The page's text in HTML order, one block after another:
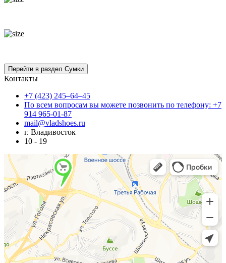
Контакты
+7 (423) 245–64–45
По всем вопросам вы можете позвонить по телефону: +7
914 965-01-87
mail@vladshoes.ru
г. Владивосток
10 - 19